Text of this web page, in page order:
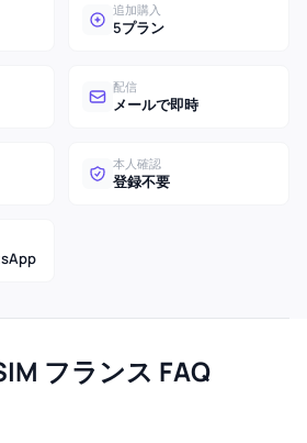
追加購入
5プラン
配信
メールで即時
本人確認
登録不要
フランス FAQ